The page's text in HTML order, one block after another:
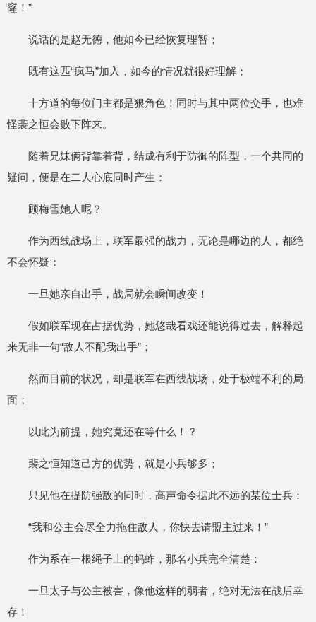
窿！”
说话的是赵无德，他如今已经恢复理智；
既有这匹“疯马”加入，如今的情况就很好理解；
十方道的每位门主都是狠角色！同时与其中两位交手，也难
怪裴之恒会败下阵来。
随着兄妹俩背靠着背，结成有利于防御的阵型，一个共同的
疑问，便是在二人心底同时产生：
顾梅雪她人呢？
作为西线战场上，联军最强的战力，无论是哪边的人，都绝
不会怀疑：
一旦她亲自出手，战局就会瞬间改变！
假如联军现在占据优势，她悠哉看戏还能说得过去，解释起
来无非一句“敌人不配我出手”；
然而目前的状况，却是联军在西线战场，处于极端不利的局
面；
以此为前提，她究竟还在等什么！？
裴之恒知道己方的优势，就是小兵够多；
只见他在提防强敌的同时，高声命令据此不远的某位士兵：
“我和公主会尽全力拖住敌人，你快去请盟主过来！”
作为系在一根绳子上的蚂蚱，那名小兵完全清楚：
一旦太子与公主被害，像他这样的弱者，绝对无法在战后幸
存！